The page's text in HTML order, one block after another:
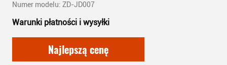
Numer modelu: ZD-JD007
Warunki płatności i wysyłki
Najlepszą cenę